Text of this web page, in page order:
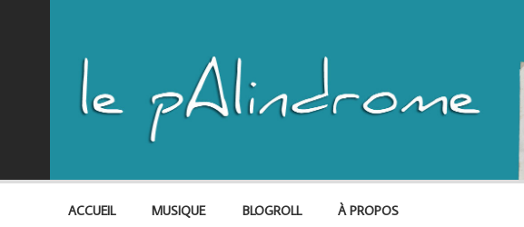
ACCUEIL MUSIQUE BLOGROLL À PROPOS